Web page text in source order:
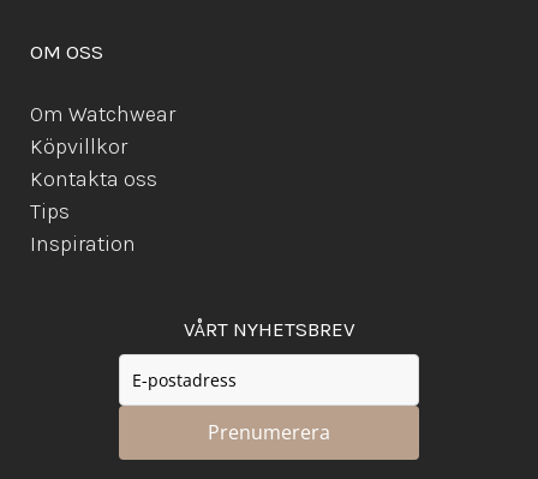
OM OSS
Om Watchwear
Köpvillkor
Kontakta oss
Tips
Inspiration
VÅRT NYHETSBREV